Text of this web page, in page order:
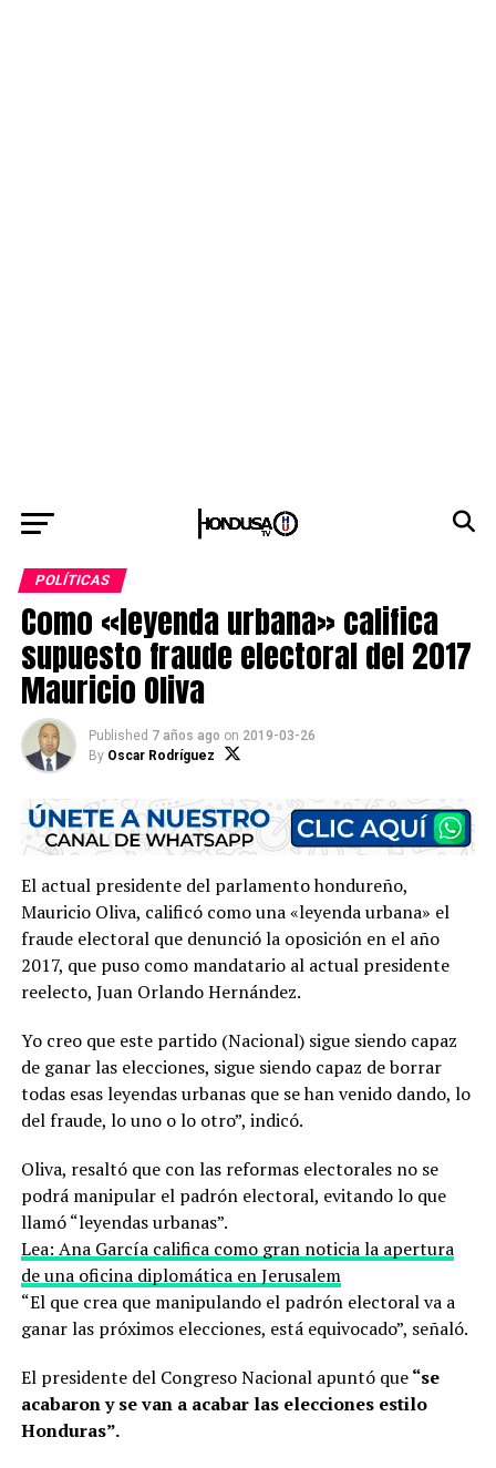
POLÍTICAS
Como «leyenda urbana» califica
supuesto fraude electoral del 2017
Mauricio Oliva
Published 7 años ago on 2019-03-26
By Oscar Rodríguez
El actual presidente del parlamento hondureño,
Mauricio Oliva, calificó como una «leyenda urbana» el
fraude electoral que denunció la oposición en el año
2017, que puso como mandatario al actual presidente
reelecto, Juan Orlando Hernández.
Yo creo que este partido (Nacional) sigue siendo capaz
de ganar las elecciones, sigue siendo capaz de borrar
todas esas leyendas urbanas que se han venido dando, lo
del fraude, lo uno o lo otro”, indicó.
Oliva, resaltó que con las reformas electorales no se
podrá manipular el padrón electoral, evitando lo que
llamó “leyendas urbanas”.
Lea: Ana García califica como gran noticia la apertura
de una oficina diplomática en Jerusalem
“El que crea que manipulando el padrón electoral va a
ganar las próximos elecciones, está equivocado”, señaló.
El presidente del Congreso Nacional apuntó que“se
acabaron y se van a acabar las elecciones estilo
Honduras”.